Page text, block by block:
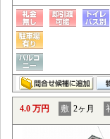
4.0 万円 敷 2ヶ月